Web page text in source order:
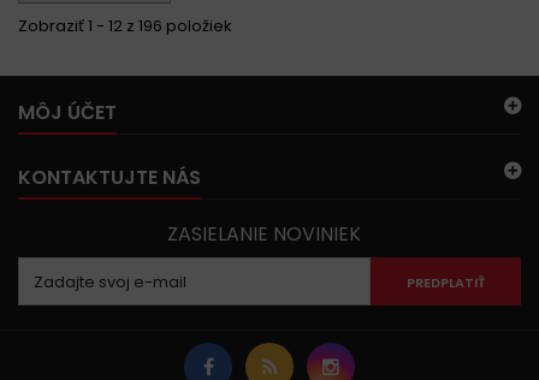
Zobraziť 1 - 12 z 196 položiek
MÔJ ÚČET
KONTAKTUJTE NÁS
ZASIELANIE NOVINIEK
PREDPLATIŤ